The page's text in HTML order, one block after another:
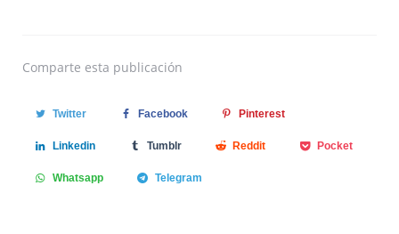
Comparte esta publicación
Twitter Facebook Pinterest
Linkedin Tumblr Reddit Pocket
Whatsapp Telegram